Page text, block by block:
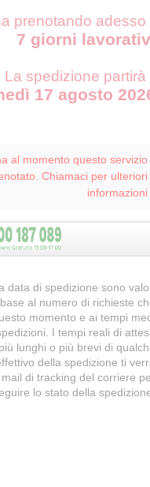
prenotando adesso
7 giorni
La spedizione partirà
17 agosto
al momento questo servizio
Chiamaci per ulteriori
informazioni
data di spedizione sono
al numero di richieste
momento e ai tempi
I tempi reali di
lunghi o più brevi di
della spedizione ti
di tracking del corriere
lo stato della